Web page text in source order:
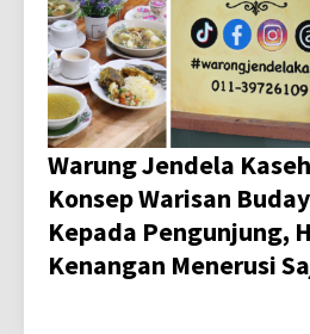
Warung Jendela
Konsep Warisan
Kepada Pengunjung,
Kenangan Menerusi